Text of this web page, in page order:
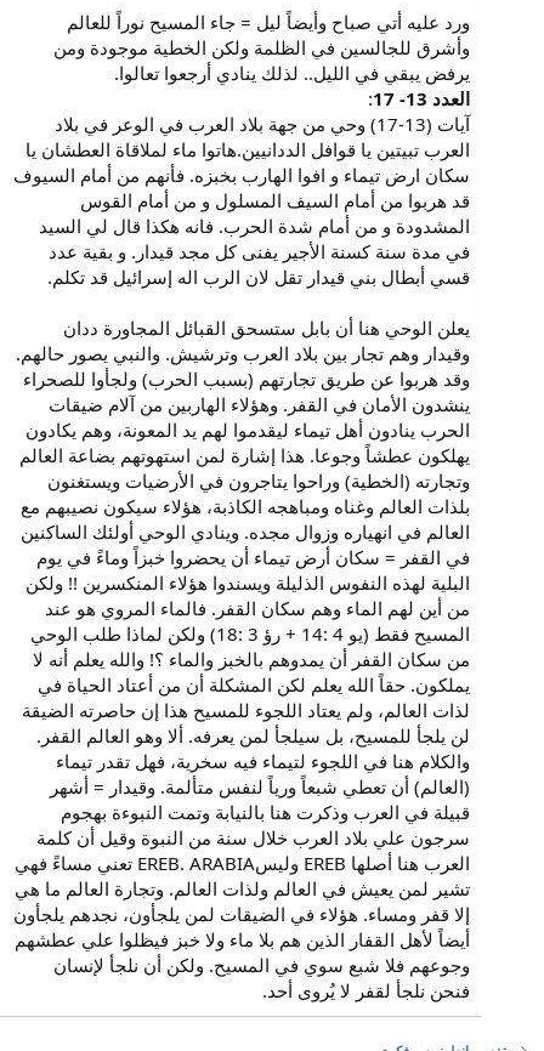
ورد عليه أتي صباح وأيضاً ليل = جاء المسيح نوراً للعالم
وأشرق للجالسين في الظلمة ولكن الخطية موجودة ومن
يرفض يبقي في الليل.. لذلك ينادي أرجعوا تعالوا.
العدد 13- 17
:
آيات (13-17) وحي من جهة بلاد العرب في الوعر في بلاد
العرب تبيتين يا قوافل الددانيين.هاتوا ماء لملاقاة العطشان يا
سكان ارض تيماء و افوا الهارب بخبزه. فأنهم من أمام السيوف
قد هربوا من أمام السيف المسلول و من أمام القوس
المشدودة و من أمام شدة الحرب. فانه هكذا قال لي السيد
في مدة سنة كسنة الأجير يفنى كل مجد قيدار. و بقية عدد
قسي أبطال بني قيدار تقل لان الرب اله إسرائيل قد تكلم.
يعلن الوحي هنا أن بابل ستسحق القبائل المجاورة ددان
وقيدار وهم تجار بين بلاد العرب وترشيش. والنبي يصور حالهم.
وقد هربوا عن طريق تجارتهم (بسبب الحرب) ولجأوا للصحراء
ينشدون الأمان في القفر. وهؤلاء الهاربين من آلام ضيقات
الحرب ينادون أهل تيماء ليقدموا لهم يد المعونة، وهم يكادون
يهلكون عطشاً وجوعا. هذا إشارة لمن استهوتهم بضاعة العالم
وتجارته (الخطية) وراحوا يتاجرون في الأرضيات ويستغنون
بلذات العالم وغناه ومباهجه الكاذبة، هؤلاء سيكون نصيبهم مع
العالم في انهياره وزوال مجده. وينادي الوحي أولئك الساكنين
في القفر = سكان أرض تيماء أن يحضروا خبزاً وماءً في يوم
البلية لهذه النفوس الذليلة ويسندوا هؤلاء المنكسرين !! ولكن
من أين لهم الماء وهم سكان القفر. فالماء المروي هو عند
المسيح فقط (يو 4 :14 + رؤ 3 :18) ولكن لماذا طلب الوحي
من سكان القفر أن يمدوهم بالخبز والماء ؟! والله يعلم أنه لا
يملكون. حقاً الله يعلم لكن المشكلة أن من أعتاد الحياة في
لذات العالم، ولم يعتاد اللجوء للمسيح هذا إن حاصرته الضيقة
لن يلجأ للمسيح، بل سيلجأ لمن يعرفه. ألا وهو العالم القفر.
والكلام هنا في اللجوء لتيماء فيه سخرية، فهل تقدر تيماء
(العالم) أن تعطي شبعاً ورياً لنفس متألمة. وقيدار = أشهر
قبيلة في العرب وذكرت هنا بالنيابة وتمت النبوءة بهجوم
سرجون علي بلاد العرب خلال سنة من النبوة وقيل أن كلمة
العرب هنا أصلها EREB وليسEREB. ARABIA تعني مساءً فهي
تشير لمن يعيش في العالم ولذات العالم. وتجارة العالم ما هي
إلا قفر ومساء. هؤلاء في الضيقات لمن يلجأون، نجدهم يلجأون
أيضاً لأهل القفار الذين هم بلا ماء ولا خبز فيظلوا علي عطشهم
وجوعهم فلا شبع سوي في المسيح. ولكن أن نلجأ لإنسان
فنحن نلجأ لقفر لا يُروى أحد.